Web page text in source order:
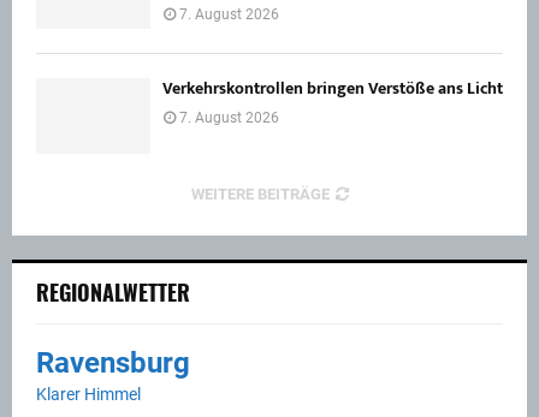
7. August 2026
Verkehrskontrollen bringen Verstöße ans Licht
7. August 2026
WEITERE BEITRÄGE
REGIONALWETTER
Ravensburg
Klarer Himmel